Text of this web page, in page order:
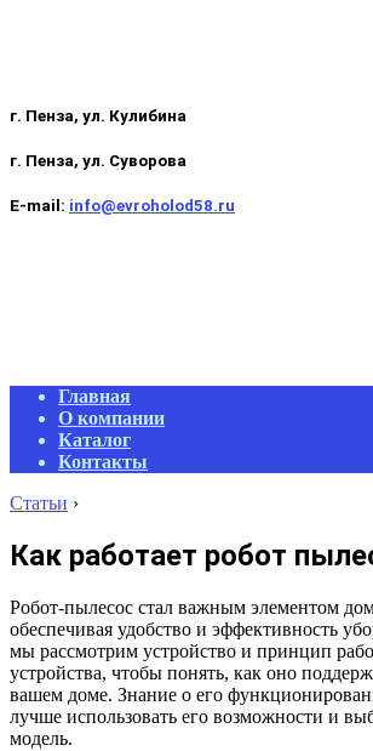
г. Пенза, ул. Кулибина
г. Пенза, ул. Суворова
E-mail: info@evroholod58.ru
Primary
Navigation
Menu
Главная
О компании
Каталог
Контакты
Статьи ›
Как работает робот
Робот-пылесос стал важным элементом
обеспечивая удобство и эффективность
мы рассмотрим устройство и принцип
устройства, чтобы понять, как оно
вашем доме. Знание о его
лучше использовать его возможности и
модель.